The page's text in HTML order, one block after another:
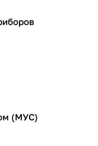
(МУС)